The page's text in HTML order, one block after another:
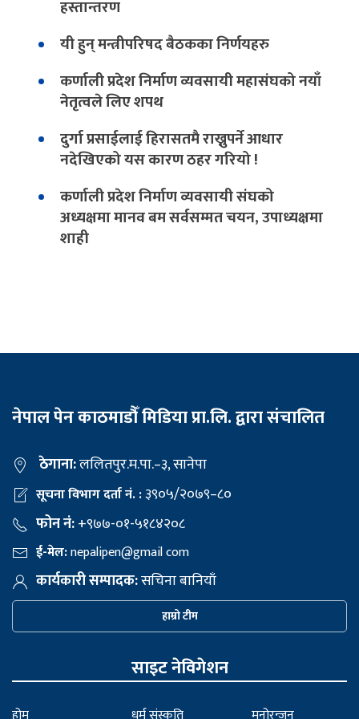
हस्तान्तरण
यी हुन् मन्त्रीपरिषद बैठकका निर्णयहरु
कर्णाली प्रदेश निर्माण व्यवसायी महासंघको नयाँ
नेतृत्वले लिए शपथ
दुर्गा प्रसाईलाई हिरासतमै राख्नुपर्ने आधार
नदेखिएको यस कारण ठहर गरियो !
कर्णाली प्रदेश निर्माण व्यवसायी संघको
अध्यक्षमा मानव बम सर्वसम्मत चयन, उपाध्यक्षमा
शाही
नेपाल पेन काठमाडौँ मिडिया प्रा.लि. द्वारा संचालित
ठेगाना:ललितपुर.म.पा.–३, सानेपा
सूचना विभाग दर्ता नं. :३९०५/२०७९–८०
फोन नं:+९७७-०१-५१८४२०८
ई-मेल:nepalipen@gmail com
कार्यकारी सम्पादक:सचिना बानियाँ
हाम्रो टीम
साइट नेविगेशन